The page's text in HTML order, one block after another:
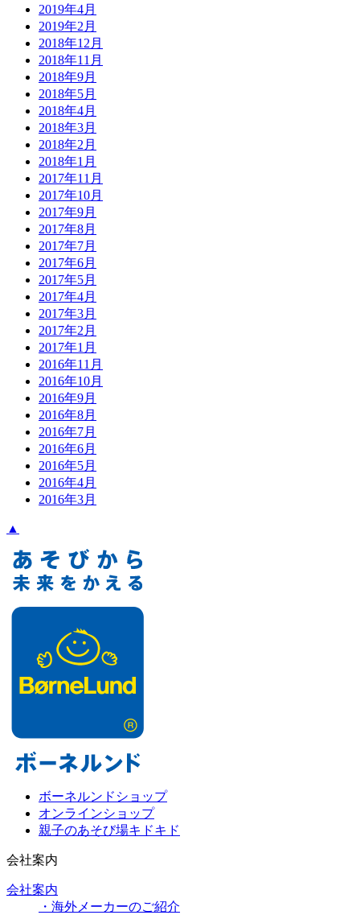
2019年4月
2019年2月
2018年12月
2018年11月
2018年9月
2018年5月
2018年4月
2018年3月
2018年2月
2018年1月
2017年11月
2017年10月
2017年9月
2017年8月
2017年7月
2017年6月
2017年5月
2017年4月
2017年3月
2017年2月
2017年1月
2016年11月
2016年10月
2016年9月
2016年8月
2016年7月
2016年6月
2016年5月
2016年4月
2016年3月
▲
ボーネルンドショップ
オンラインショップ
親子のあそび場キドキド
会社案内
会社案内
・海外メーカーのご紹介